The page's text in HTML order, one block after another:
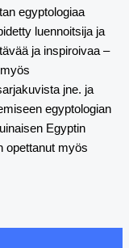
egyptologiaa
luennoitsija ja
ja inspiroivaa –
jne. ja
egyptologian
Egyptin
opettanut myös